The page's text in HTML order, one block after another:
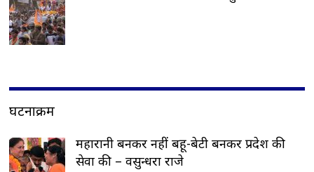
घटनाक्रम
महारानी बनकर नहीं बहू-बेटी बनकर प्रदेश की
सेवा की – वसुन्धरा राजे